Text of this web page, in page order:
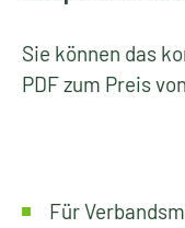
Sie können das
PDF zum Preis
Für